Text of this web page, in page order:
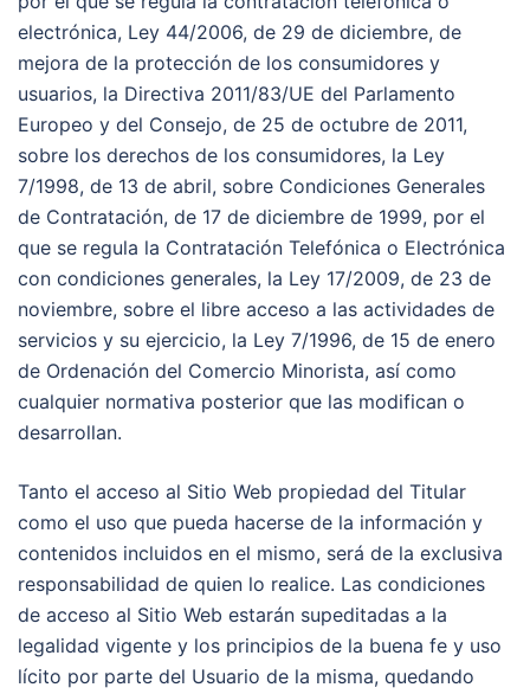
electrónica, Ley 44/2006, de 29 de diciembre, de
mejora de la protección de los consumidores y
usuarios, la Directiva 2011/83/UE del Parlamento
Europeo y del Consejo, de 25 de octubre de 2011,
sobre los derechos de los consumidores, la Ley
7/1998, de 13 de abril, sobre Condiciones Generales
de Contratación, de 17 de diciembre de 1999, por el
que se regula la Contratación Telefónica o Electrónica
con condiciones generales, la Ley 17/2009, de 23 de
noviembre, sobre el libre acceso a las actividades de
servicios y su ejercicio, la Ley 7/1996, de 15 de enero
de Ordenación del Comercio Minorista, así como
cualquier normativa posterior que las modifican o
desarrollan.
Tanto el acceso al Sitio Web propiedad del Titular
como el uso que pueda hacerse de la información y
contenidos incluidos en el mismo, será de la exclusiva
responsabilidad de quien lo realice. Las condiciones
de acceso al Sitio Web estarán supeditadas a la
legalidad vigente y los principios de la buena fe y uso
lícito por parte del Usuario de la misma, quedando